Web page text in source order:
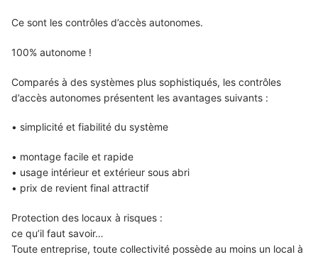
Ce sont les contrôles d’accès autonomes.
100% autonome !
Comparés à des systèmes plus sophistiqués, les contrôles
d’accès autonomes présentent les avantages suivants :
• simplicité et fiabilité du système
• montage facile et rapide
• usage intérieur et extérieur sous abri
• prix de revient final attractif
Protection des locaux à risques :
ce qu’il faut savoir…
Toute entreprise, toute collectivité possède au moins un local à